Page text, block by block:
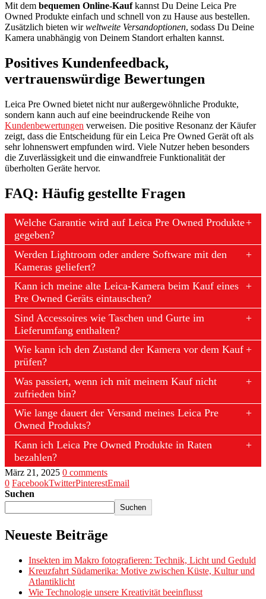
Mit dem bequemen Online-Kaufkannst Du Deine Leica Pre
Owned Produkte einfach und schnell von zu Hause aus bestellen.
Zusätzlich bieten wirweltweite Versandoptionen, sodass Du Deine
Kamera unabhängig von Deinem Standort erhalten kannst.
Positives Kundenfeedback,
vertrauenswürdige Bewertungen
Leica Pre Owned bietet nicht nur außergewöhnliche Produkte,
sondern kann auch auf eine beeindruckende Reihe von
Kundenbewertungen verweisen. Die positive Resonanz der Käufer
zeigt, dass die Entscheidung für ein Leica Pre Owned Gerät oft als
sehr lohnenswert empfunden wird. Viele Nutzer heben besonders
die Zuverlässigkeit und die einwandfreie Funktionalität der
überholten Geräte hervor.
FAQ: Häufig gestellte Fragen
Welche Garantie wird auf Leica Pre Owned Produkte
gegeben?
Werden Lightroom oder andere Software mit den
Kameras geliefert?
Kann ich meine alte Leica-Kamera beim Kauf eines
Pre Owned Geräts eintauschen?
Sind Accessoires wie Taschen und Gurte im
Lieferumfang enthalten?
Wie kann ich den Zustand der Kamera vor dem Kauf
prüfen?
Was passiert, wenn ich mit meinem Kauf nicht
zufrieden bin?
Wie lange dauert der Versand meines Leica Pre
Owned Produkts?
Kann ich Leica Pre Owned Produkte in Raten
bezahlen?
März 21, 2025 0 comments
0 FacebookTwitterPinterestEmail
Suchen
Suchen
Neueste Beiträge
Insekten im Makro fotografieren: Technik, Licht und Geduld
Kreuzfahrt Südamerika: Motive zwischen Küste, Kultur und
Atlantiklicht
Wie Technologie unsere Kreativität beeinflusst